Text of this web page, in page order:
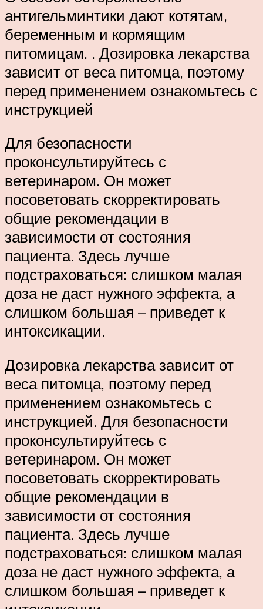
антигельминтики дают котятам,
беременным и кормящим
питомицам. . Дозировка лекарства
зависит от веса питомца, поэтому
перед применением ознакомьтесь с
инструкцией
Для безопасности
проконсультируйтесь с
ветеринаром. Он может
посоветовать скорректировать
общие рекомендации в
зависимости от состояния
пациента. Здесь лучше
подстраховаться: слишком малая
доза не даст нужного эффекта, а
слишком большая – приведет к
интоксикации.
Дозировка лекарства зависит от
веса питомца, поэтому перед
применением ознакомьтесь с
инструкцией. Для безопасности
проконсультируйтесь с
ветеринаром. Он может
посоветовать скорректировать
общие рекомендации в
зависимости от состояния
пациента. Здесь лучше
подстраховаться: слишком малая
доза не даст нужного эффекта, а
слишком большая – приведет к